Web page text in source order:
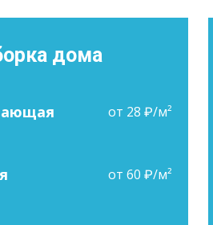
дома
от 28 ₽/м²
от 60 ₽/м²